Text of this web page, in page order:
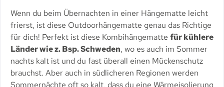
Wenn du beim Übernachten in einer Hängematte leicht
frierst, ist diese Outdoorhängematte genau das Richtige
für dich! Perfekt ist diese Kombihängematte für kühlere
Länder wie z. Bsp. Schweden, wo es auch im Sommer
nachts kalt ist und du fast überall einen Mückenschutz
brauchst. Aber auch in südlicheren Regionen werden
Sommernächte oft so kalt, dass du eine Wärmeisolierung